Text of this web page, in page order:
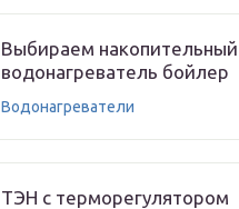
Выбираем накопительный
водонагреватель бойлер
Водонагреватели
ТЭН с терморегулятором